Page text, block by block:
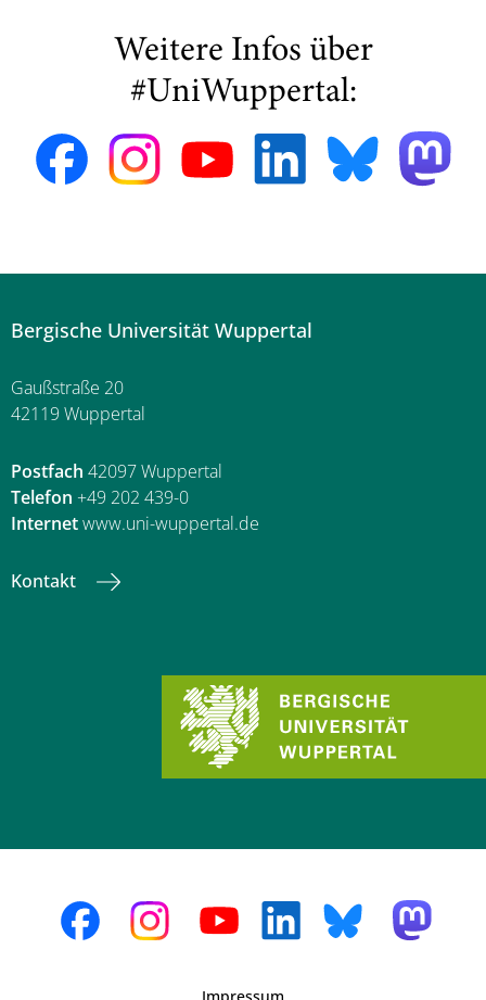
Weitere Infos über
#UniWuppertal:
Bergische Universität Wuppertal
Gaußstraße 20
42119 Wuppertal
Postfach 42097 Wuppertal
Telefon +49 202 439-0
Internetwww.uni-wuppertal.de
Kontakt
Impressum